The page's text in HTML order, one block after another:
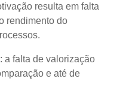
resulta em falta
rendimento do
a falta de valorização
e até de